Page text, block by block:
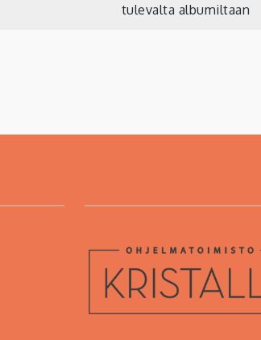
tulevalta albumiltaan